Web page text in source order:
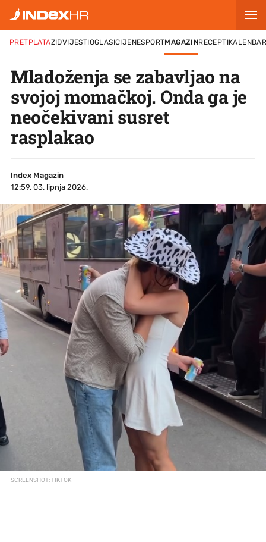
PRETPLATAZIDVIJESTIOGLASICIJENESPORTMAGAZINRECEPTI
Mladoženja se zabavljao na
svojoj momačkoj. Onda ga je
neočekivani susret
rasplakao
Index Magazin
12:59, 03. lipnja 2026.
SCREENSHOT: TIKTOK